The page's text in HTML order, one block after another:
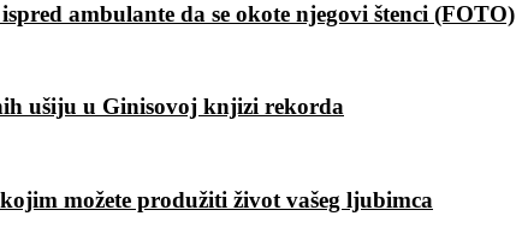
ambulante da se okote njegovi štenci (FOTO)
ušiju u Ginisovoj knjizi rekorda
možete produžiti život vašeg ljubimca